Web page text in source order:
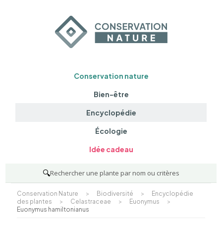
Conservation nature
Bien-être
Encyclopédie
Écologie
Idée cadeau
🔍Rechercher une plante par nom ou critères
Conservation Nature > Biodiversité >
Encyclopédie
des plantes
> Celastraceae > Euonymus
>
Euonymus hamiltonianus